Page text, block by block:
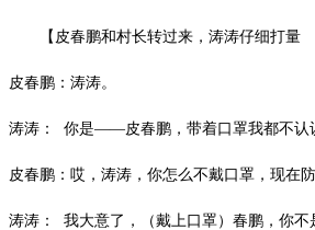
【皮春鹏和村长转过来，涛涛仔细打量
皮春鹏：涛涛。
涛涛： 你是——皮春鹏，带着口罩我都不认
皮春鹏：哎，涛涛，你怎么不戴口罩，现在
涛涛： 我大意了，（戴上口罩）春鹏，你